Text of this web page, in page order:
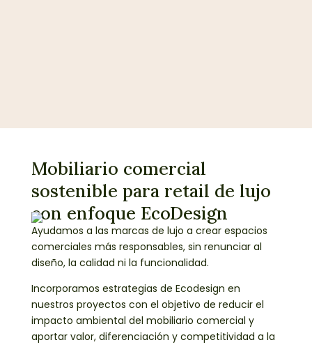
Mobiliario comercial
sostenible para retail de lujo
con enfoque EcoDesign
Ayudamos a las marcas de lujo a crear espacios
comerciales más responsables, sin renunciar al
diseño, la calidad ni la funcionalidad.
Incorporamos estrategias de Ecodesign en
nuestros proyectos con el objetivo de reducir el
impacto ambiental del mobiliario comercial y
aportar valor, diferenciación y competitividad a la